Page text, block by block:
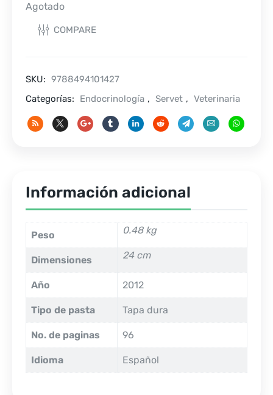
Agotado
COMPARE
SKU: 9788494101427
Categorías:
Endocrinología , Servet , Veterinaria
Información adicional
Peso 0.48 kg
Dimensiones 24 cm
Año 2012
Tipo de pasta Tapa dura
No. de paginas 96
Idioma Español